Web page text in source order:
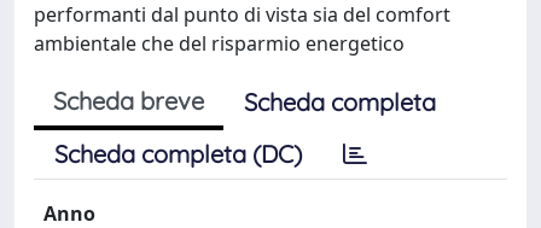
performanti dal punto di vista sia del comfort
ambientale che del risparmio energetico
Scheda breve
Scheda completa
Scheda completa (DC)
Anno